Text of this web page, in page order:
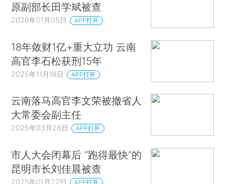
原副部长田学斌被查
2026年01月05日 APP打开
18年敛财1亿+重大立功 云南
高官李石松获刑15年
2025年11月18日 APP打开
云南落马高官李文荣被撤省人
大常委会副主任
2025年03月26日 APP打开
市人大会闭幕后 “跑得最快”的
昆明市长刘佳晨被查
2025年01月22日 APP打开